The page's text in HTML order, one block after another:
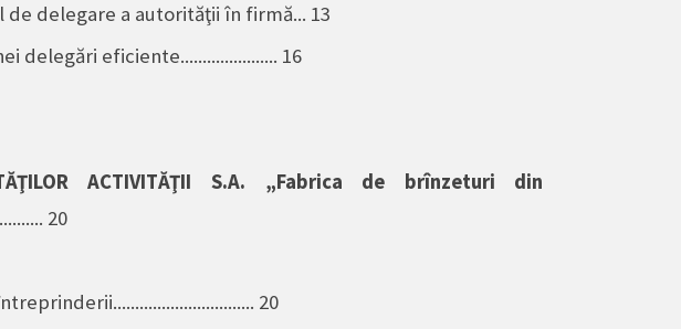
delegare a autorităţii în firmă... 13
delegări eficiente...................... 16
ACTIVITĂŢII S.A. „Fabrica de brînzeturi din
20
20